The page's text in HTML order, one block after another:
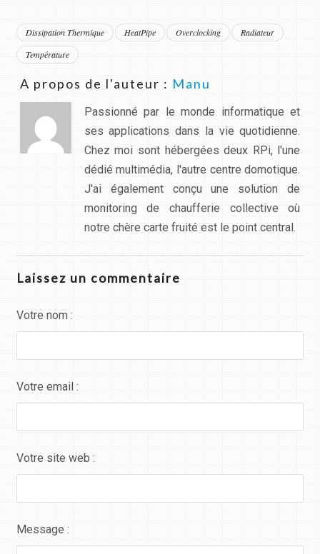
Dissipation Thermique HeatPipe Overclocking
Radiateur
Température
A propos de l'auteur : Manu
Passionné par le monde informatique et
ses applications dans la vie quotidienne.
Chez moi sont hébergées deux RPi, l'une
dédié multimédia, l'autre centre domotique.
J'ai également conçu une solution de
monitoring de chaufferie collective où
notre chère carte fruité est le point central.
Laissez un commentaire
Votre nom :
Votre email :
Votre site web :
Message :